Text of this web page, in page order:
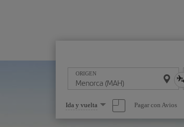
ORIGEN
Seleccione
una
opción
Ida y vuelta Pagar con Avios